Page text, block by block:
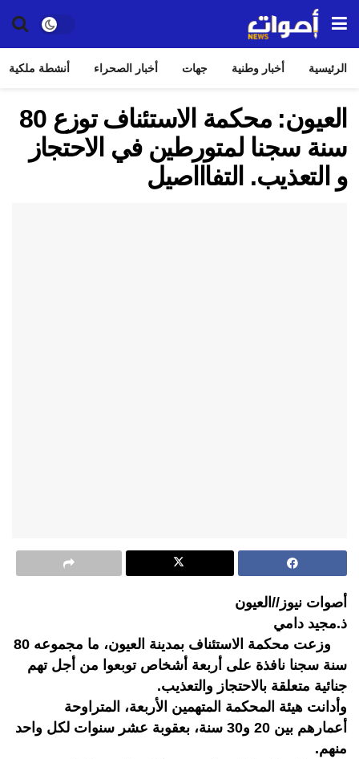
الرئيسية أخبار وطنية جهات أخبار الصحراء أنشطة ملكية
العيون: محكمة الاستئناف توزع 80
سنة سجنا لمتورطين في الاحتجاز
و التعذيب. التفاااصيل
أصوات نيوز//العيون
ذ.مجيد دامي
وزعت محكمة الاستئناف بمدينة العيون، ما مجموعه 80
سنة سجنا نافذة على أربعة أشخاص توبعوا من أجل تهم
جنائية متعلقة بالاحتجاز والتعذيب.
وأدانت هيئة المحكمة المتهمين الأربعة، المتراوحة
أعمارهم بين 20 و30 سنة، بعقوبة عشر سنوات لكل واحد
منهم.